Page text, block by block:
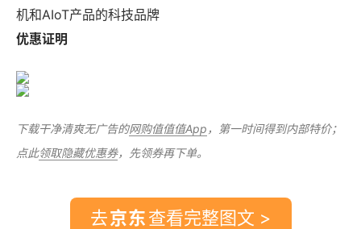
机和AIoT产品的科技品牌
优惠证明
下载干净清爽无广告的网购值值值App ，第一时间得到内部特价；
点此领取隐藏优惠券，先领券再下单。
去 查看完整图文 >